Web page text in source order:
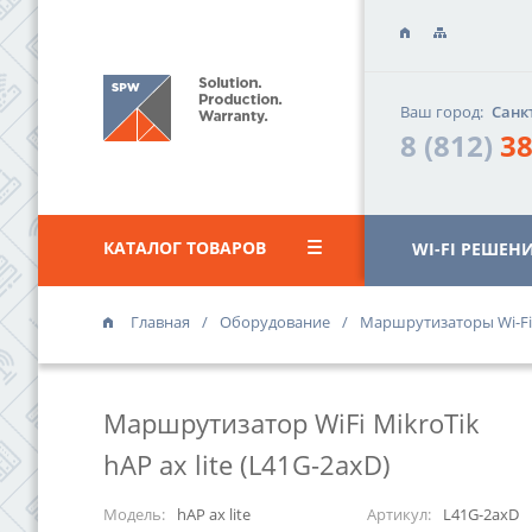
КАТАЛОГ ТОВАРОВ
Ваш город:
8 (812)
ОФИС
ул.
WI-FI
Главная Оборудование Маршрутизаторы Wi-Fi
Маршрутизатор WiFi MikroTik
hAP ax lite (L41G-2axD)
Модель: hAP ax lite Артикул: L41G-2axD